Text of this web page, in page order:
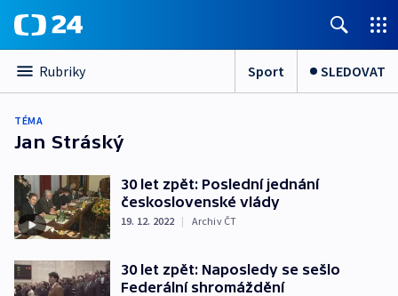
Rubriky Sport SLEDOVAT
TÉMA
Jan Stráský
30 let zpět: Poslední jednání
československé vlády
19. 12. 2022 | Archiv ČT
30 let zpět: Naposledy se sešlo
Federální shromáždění